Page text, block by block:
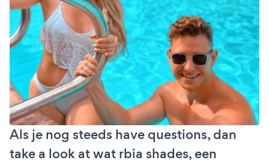
Als je nog steeds have questions, dan
take a look at wat rbia shades, een